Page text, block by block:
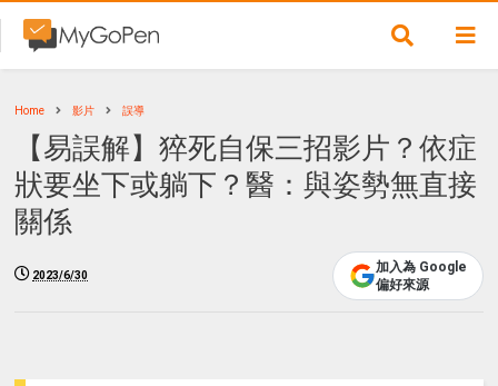
Home 影片 誤導
【易誤解】猝死自保三招影片？依症
狀要坐下或躺下？醫：與姿勢無直接
關係
2023/6/30
加入為 Google
偏好來源